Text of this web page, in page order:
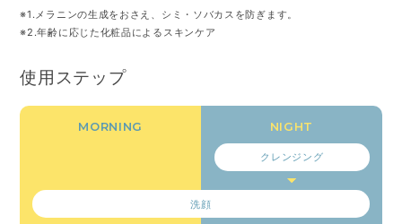
※1.メラニンの生成をおさえ、シミ・ソバカスを防ぎます。
※2.年齢に応じた化粧品によるスキンケア
使用ステップ
クレンジング
洗顔